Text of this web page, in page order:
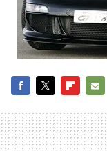
MAIL